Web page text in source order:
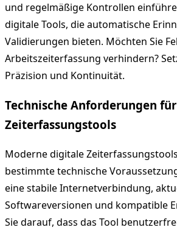
und regelmäßige Kontrollen
digitale Tools, die automatische
Validierungen bieten. Möchten Sie
Arbeitszeiterfassung verhindern?
Präzision und Kontinuität.
Technische Anforderungen
Zeiterfassungstools
Moderne digitale
bestimmte technische
eine stabile Internetverbindung,
Softwareversionen und kompatible
Sie darauf, dass das Tool